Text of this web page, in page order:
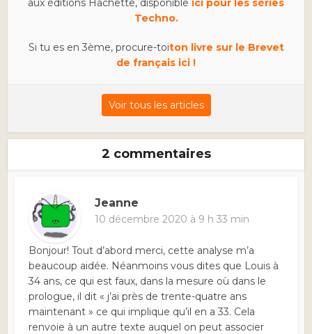
aux éditions Hachette, disponible ici pour les séries
Techno.
Si tu es en 3ème, procure-toiton livre sur le Brevet
de français ici !
Voir tous les articles
2 commentaires
Jeanne
10 décembre 2020 à 9 h 33 min
Bonjour! Tout d’abord merci, cette analyse m’a
beaucoup aidée. Néanmoins vous dites que Louis à
34 ans, ce qui est faux, dans la mesure où dans le
prologue, il dit « j’ai près de trente-quatre ans
maintenant » ce qui implique qu’il en a 33. Cela
renvoie à un autre texte auquel on peut associer